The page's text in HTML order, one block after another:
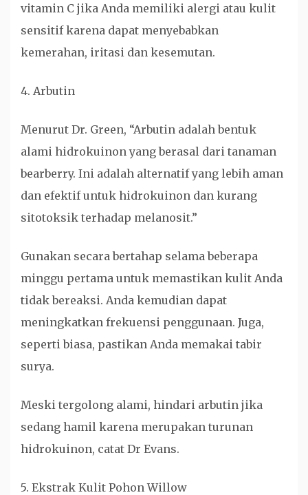
vitamin C jika Anda memiliki alergi atau kulit
sensitif karena dapat menyebabkan
kemerahan, iritasi dan kesemutan.
4. Arbutin
Menurut Dr. Green, “Arbutin adalah bentuk
alami hidrokuinon yang berasal dari tanaman
bearberry. Ini adalah alternatif yang lebih aman
dan efektif untuk hidrokuinon dan kurang
sitotoksik terhadap melanosit.”
Gunakan secara bertahap selama beberapa
minggu pertama untuk memastikan kulit Anda
tidak bereaksi. Anda kemudian dapat
meningkatkan frekuensi penggunaan. Juga,
seperti biasa, pastikan Anda memakai tabir
surya.
Meski tergolong alami, hindari arbutin jika
sedang hamil karena merupakan turunan
hidrokuinon, catat Dr Evans.
5. Ekstrak Kulit Pohon Willow